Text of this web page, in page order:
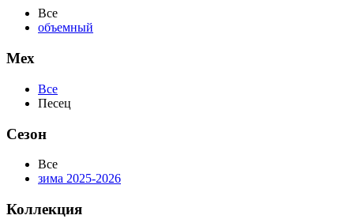
Все
объемный
Мех
Все
Песец
Сезон
Все
зима 2025-2026
Коллекция